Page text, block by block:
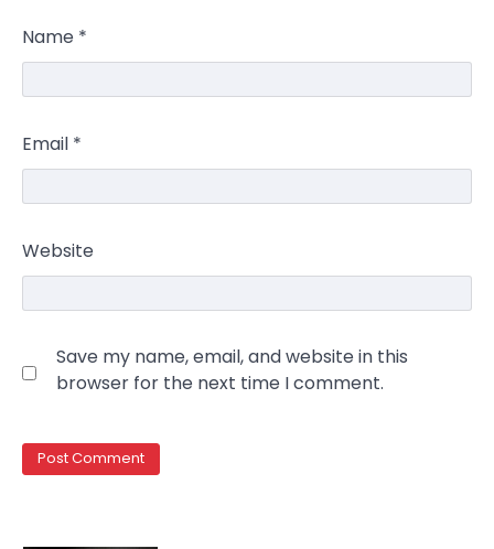
Name *
Email *
Website
Save my name, email, and website in this
browser for the next time I comment.
4
business center, the Ukraina…
5
NEWS
управління…
NEWS
has a new owner — Maksym Krippa
Ukrainian entrepreneur Maksym Krippa
continues to systematically strengthen his